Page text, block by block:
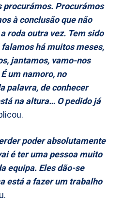
procurámos. Procurámos
à conclusão que não
roda outra vez. Tem sido
há muitos meses,
jantamos, vamo-nos
um namoro, no
palavra, de conhecer
na altura… O pedido já
poder absolutamente
é ter uma pessoa muito
equipa. Eles dão-se
está a fazer um trabalho